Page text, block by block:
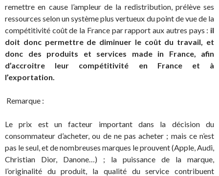
remettre en cause l’ampleur de la redistribution, prélève ses
ressources selon un système plus vertueux du point de vue de la
compétitivité coût de la France par rapport aux autres pays : il
doit donc permettre de diminuer le coût du travail, et
donc des produits et services made in France, afin
d’accroitre leur compétitivité en France et à
l’exportation.
Remarque :
Le prix est un facteur important dans la décision du
consommateur d’acheter, ou de ne pas acheter ; mais ce n’est
pas le seul, et de nombreuses marques le prouvent (Apple, Audi,
Christian Dior, Danone…) ; la puissance de la marque,
l’originalité du produit, la qualité du service contribuent